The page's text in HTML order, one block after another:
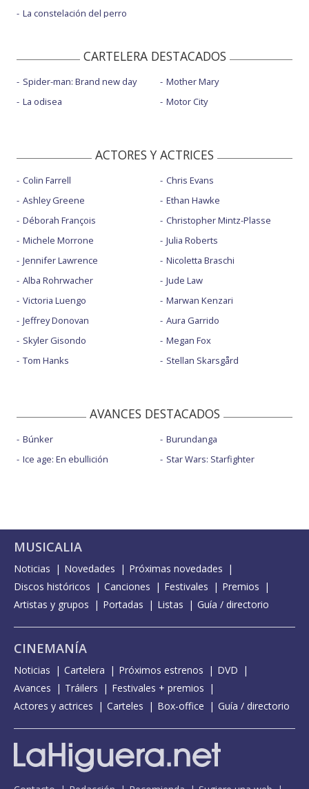
La constelación del perro
CARTELERA DESTACADOS
Spider-man: Brand new day
La odisea
Mother Mary
Motor City
ACTORES Y ACTRICES
Colin Farrell
Ashley Greene
Déborah François
Michele Morrone
Jennifer Lawrence
Alba Rohrwacher
Victoria Luengo
Jeffrey Donovan
Skyler Gisondo
Tom Hanks
Chris Evans
Ethan Hawke
Christopher Mintz-Plasse
Julia Roberts
Nicoletta Braschi
Jude Law
Marwan Kenzari
Aura Garrido
Megan Fox
Stellan Skarsgård
AVANCES DESTACADOS
Búnker
Ice age: En ebullición
Burundanga
Star Wars: Starfighter
MUSICALIA
Noticias Novedades
Próximas novedades
Discos históricos
Canciones Festivales
Premios
Artistas y grupos
Portadas Listas Guía / directorio
CINEMANÍA
Noticias Cartelera Próximos estrenos
DVD
Avances
Tráilers
Festivales + premios
Actores y actrices
Carteles Box-office Guía / directorio